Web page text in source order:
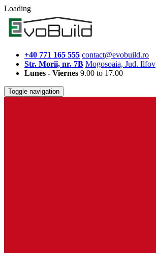
Loading
+40 771 165 555 contact@evobuild.ro
Str. Morii, nr. 7B Mogosoaia, Jud. Ilfov
Lunes - Viernes 9.00 to 17.00
Toggle navigation